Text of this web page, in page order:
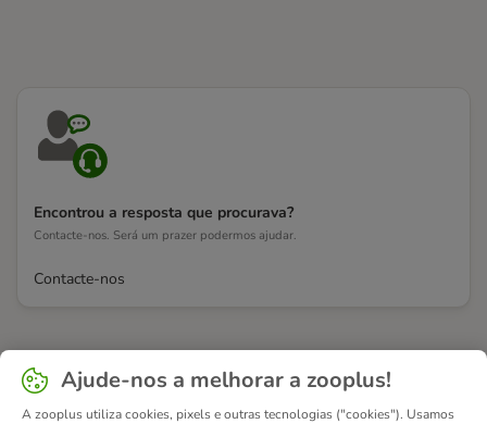
Encontrou a resposta que procurava?
Contacte-nos. Será um prazer podermos ajudar.
Contacte-nos
Ajude-nos a melhorar a zooplus!
A zooplus utiliza cookies, pixels e outras tecnologias ("cookies"). Usamos